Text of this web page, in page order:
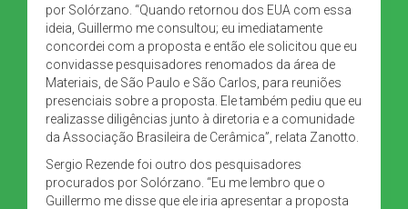
por Solórzano. “Quando retornou dos EUA com essa
ideia, Guillermo me consultou; eu imediatamente
concordei com a proposta e então ele solicitou que eu
convidasse pesquisadores renomados da área de
Materiais, de São Paulo e São Carlos, para reuniões
presenciais sobre a proposta. Ele também pediu que eu
realizasse diligências junto à diretoria e a comunidade
da Associação Brasileira de Cerâmica”, relata Zanotto.
Sergio Rezende foi outro dos pesquisadores
procurados por Solórzano. “Eu me lembro que o
Guillermo me disse que ele iria apresentar a proposta